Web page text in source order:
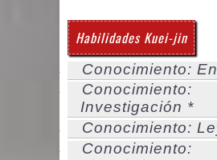
Habilidades Kuei-jin
Conocimiento:
Conocimiento:
Investigación *
Conocimiento:
Conocimiento: